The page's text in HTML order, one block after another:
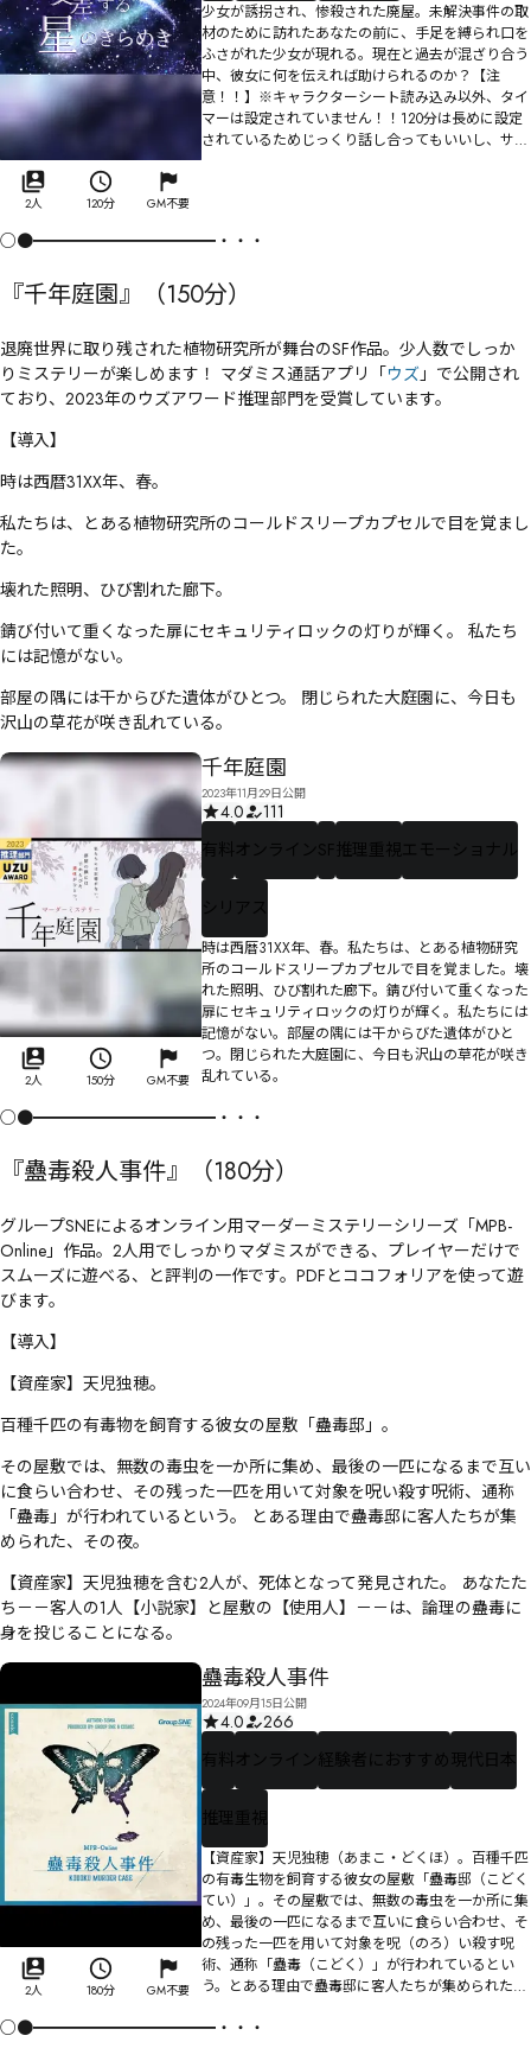
2人 120分 GM不要
少女が誘拐され、惨殺された廃屋。未解決事件の取
材のために訪れたあなたの前に、手足を縛られ口を
ふさがれた少女が現れる。現在と過去が混ざり合う
中、彼女に何を伝えれば助けられるのか？【注
意！！】※キャラクターシート読み込み以外、タイ
マーは設定されていません！！120分は長めに設定
されているためじっくり話し合ってもいいし、サ
○●━━━━━━━━━━━・・・
『千年庭園』（150分）
退廃世界に取り残された植物研究所が舞台のSF作品。少人数でしっか
りミステリーが楽しめます！ マダミス通話アプリ「ウズ 」で公開され
ており、2023年のウズアワード推理部門を受賞しています。
【導入】
時は西暦31XX年、春。
私たちは、とある植物研究所のコールドスリープカプセルで目を覚まし
た。
壊れた照明、ひび割れた廊下。
錆び付いて重くなった扉にセキュリティロックの灯りが輝く。 私たち
には記憶がない。
部屋の隅には干からびた遺体がひとつ。 閉じられた大庭園に、今日も
沢山の草花が咲き乱れている。
2人 150分 GM不要
千年庭園
2023年11月29日公開
4.0
111
有料 オンライン SF 推理重視 エモーショナル
シリアス
時は西暦31XX年、春。私たちは、とある植物研究
所のコールドスリープカプセルで目を覚ました。壊
れた照明、ひび割れた廊下。錆び付いて重くなった
扉にセキュリティロックの灯りが輝く。私たちには
記憶がない。部屋の隅には干からびた遺体がひと
つ。閉じられた大庭園に、今日も沢山の草花が咲き
乱れている。
○●━━━━━━━━━━━・・・
『蠱毒殺人事件』（180分）
グループSNEによるオンライン用マーダーミステリーシリーズ「MPB-
Online」作品。2人用でしっかりマダミスができる、プレイヤーだけで
スムーズに遊べる、と評判の一作です。PDFとココフォリアを使って遊
びます。
【導入】
【資産家】天児独穂。
百種千匹の有毒物を飼育する彼女の屋敷「蠱毒邸」。
その屋敷では、無数の毒虫を一か所に集め、最後の一匹になるまで互い
に食らい合わせ、その残った一匹を用いて対象を呪い殺す呪術、通称
「蠱毒」が行われているという。 とある理由で蠱毒邸に客人たちが集
められた、その夜。
【資産家】天児独穂を含む2人が、死体となって発見された。 あなたた
ち－－客人の1人【小説家】と屋敷の【使用人】－－は、論理の蠱毒に
身を投じることになる。
2人 180分 GM不要
蠱毒殺人事件
2024年09月15日公開
4.0
266
有料 オンライン 経験者におすすめ現代日本
推理重視
【資産家】天児独穂（あまこ・どくほ）。百種千匹
の有毒生物を飼育する彼女の屋敷「蠱毒邸（こどく
てい）」。その屋敷では、無数の毒虫を一か所に集
め、最後の一匹になるまで互いに食らい合わせ、そ
の残った一匹を用いて対象を呪（のろ）い殺す呪
術、通称「蠱毒（こどく）」が行われているとい
う。とある理由で蠱毒邸に客人たちが集められた、
なって発見された。あなたたち――客人の1人【小説
○●━━━━━━━━━━━・・・